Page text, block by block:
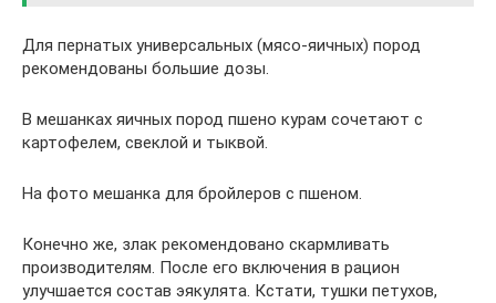
Для пернатых универсальных (мясо-яичных) пород
рекомендованы большие дозы.
В мешанках яичных пород пшено курам сочетают с
картофелем, свеклой и тыквой.
На фото мешанка для бройлеров с пшеном.
Конечно же, злак рекомендовано скармливать
производителям. После его включения в рацион
улучшается состав эякулята. Кстати, тушки петухов,